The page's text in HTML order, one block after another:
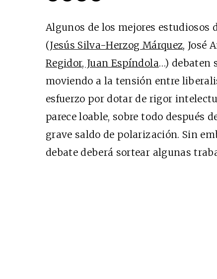
Algunos de los mejores
(Jesús Silva-Herzog Márquez, José
Regidor, Juan Espíndola…) debaten
moviendo a la tensión entre
esfuerzo por dotar de rigor
parece loable, sobre todo después
grave saldo de polarización. Sin
debate deberá sortear algunas